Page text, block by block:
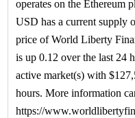
operates on the Ethereum
USD has a current supply
price of World Liberty
is up 0.12 over the last 24
active market(s) with
hours. More information
https://